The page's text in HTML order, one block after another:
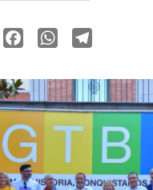
TwitterFacebook